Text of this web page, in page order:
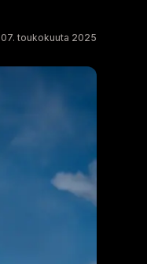
07. toukokuuta 2025